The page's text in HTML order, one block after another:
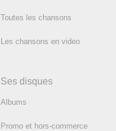
Toutes les chansons
Les chansons en video
Ses disques
Albums
Promo et hors-commerce